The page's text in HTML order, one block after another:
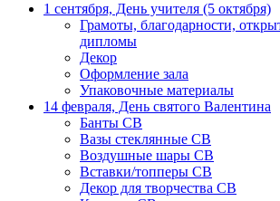
1 сентября, День учителя (5 октября)
Грамоты, благодарности,
дипломы
Декор
Оформление зала
Упаковочные материалы
14 февраля, День святого Валентина
Банты СВ
Вазы стеклянные СВ
Воздушные шары СВ
Вставки/топперы СВ
Декор для творчества СВ